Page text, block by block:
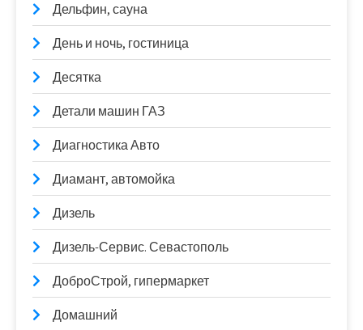
Дельфин, сауна
День и ночь, гостиница
Десятка
Детали машин ГАЗ
Диагностика Авто
Диамант, автомойка
Дизель
Дизель-Сервис. Севастополь
ДоброСтрой, гипермаркет
Домашний